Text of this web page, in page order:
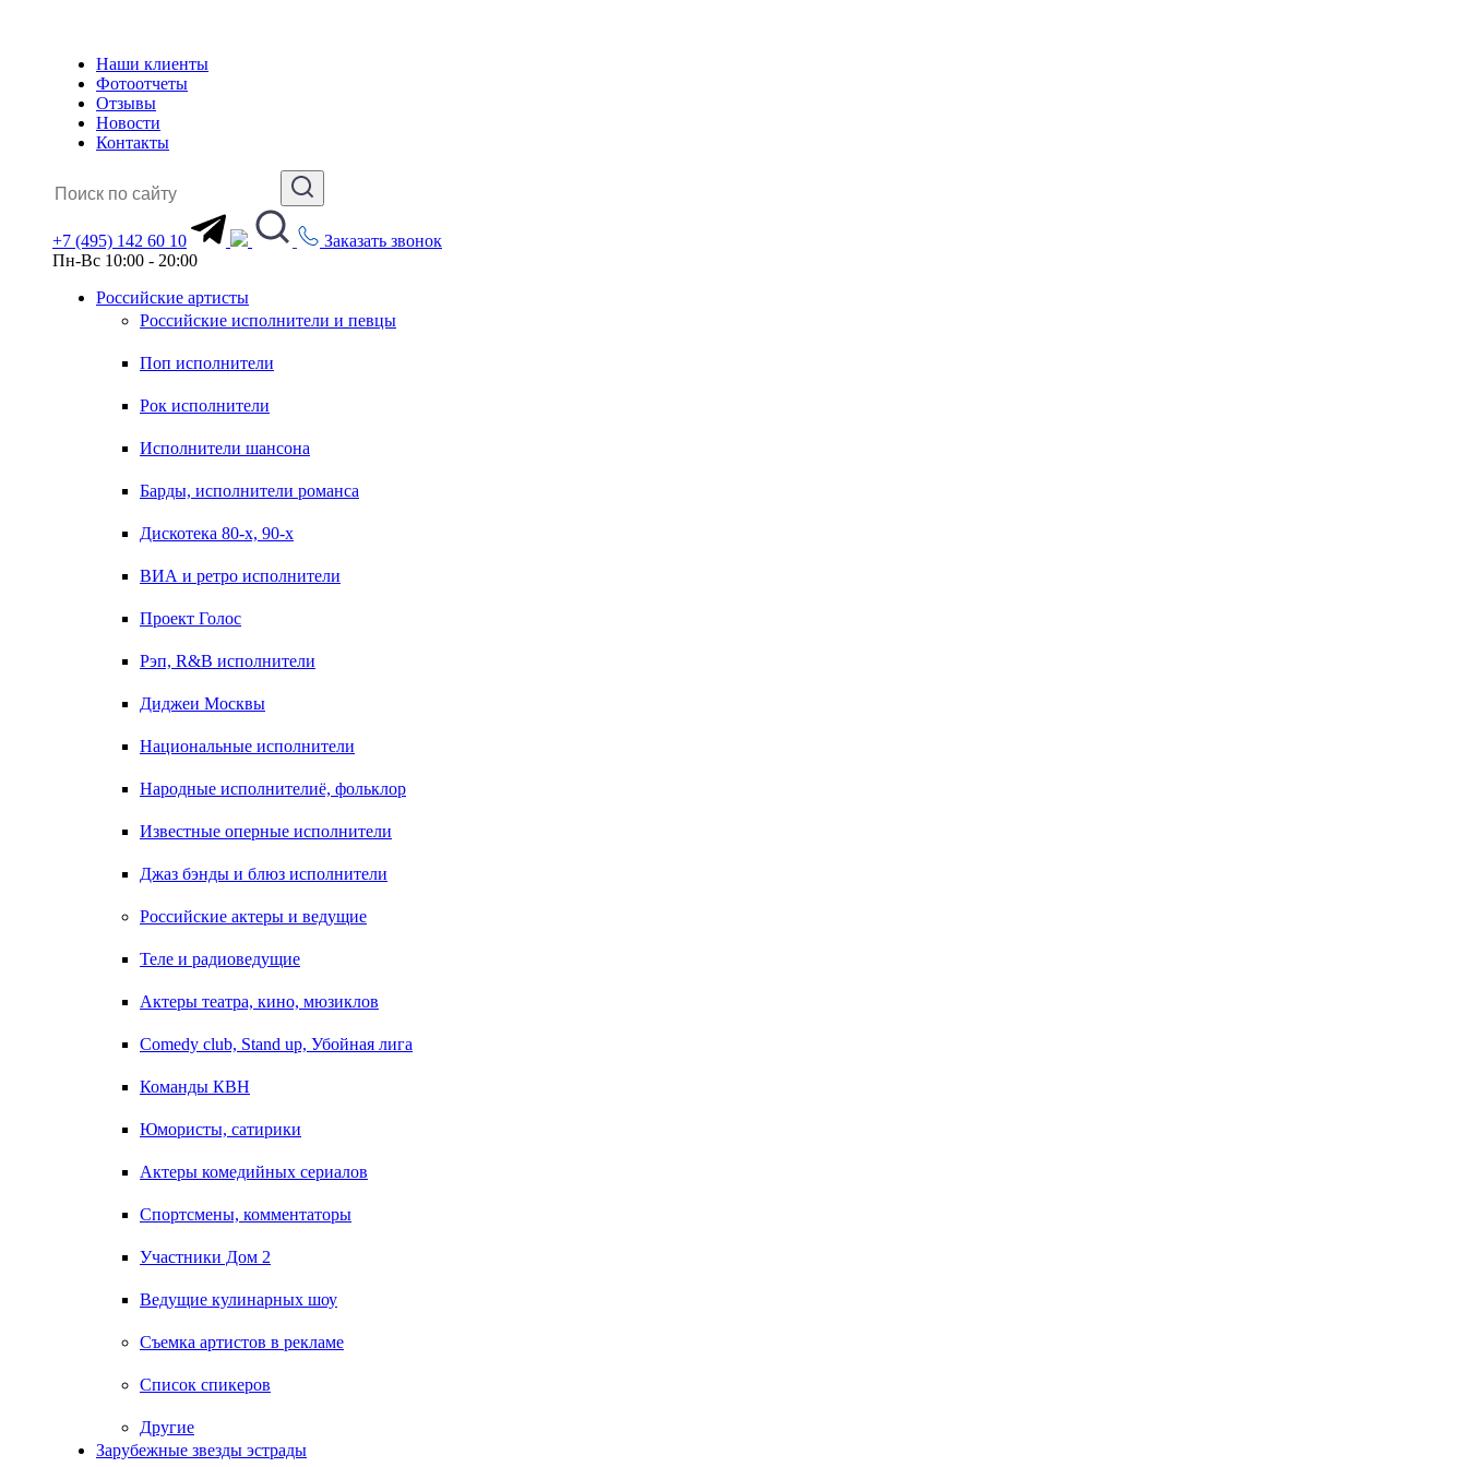
Наши клиенты
Фотоотчеты
Отзывы
Новости
Контакты
+7 (495) 142 60 10
Заказать звонок
Пн-Вс 10:00 - 20:00
Российские артисты
Российские исполнители и певцы
Поп исполнители
Рок исполнители
Исполнители шансона
Барды, исполнители романса
Дискотека 80-х, 90-х
ВИА и ретро исполнители
Проект Голос
Рэп, R&B исполнители
Диджеи Москвы
Национальные исполнители
Народные исполнителиё, фольклор
Известные оперные исполнители
Джаз бэнды и блюз исполнители
Российские актеры и ведущие
Теле и радиоведущие
Актеры театра, кино, мюзиклов
Comedy club, Stand up, Убойная лига
Команды КВН
Юмористы, сатирики
Актеры комедийных сериалов
Спортсмены, комментаторы
Участники Дом 2
Ведущие кулинарных шоу
Съемка артистов в рекламе
Список спикеров
Другие
Зарубежные звезды эстрады